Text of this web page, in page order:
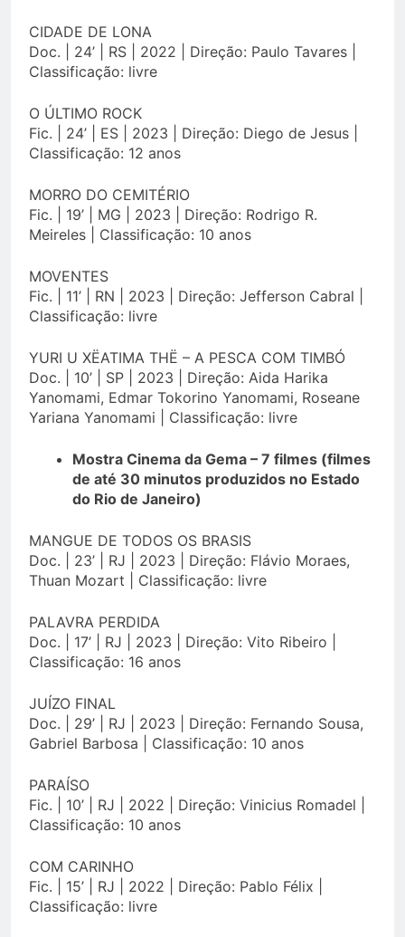
CIDADE DE LONA
Doc. | 24’ | RS | 2022 | Direção: Paulo Tavares |
Classificação: livre
O ÚLTIMO ROCK
Fic. | 24’ | ES | 2023 | Direção: Diego de Jesus |
Classificação: 12 anos
MORRO DO CEMITÉRIO
Fic. | 19’ | MG | 2023 | Direção: Rodrigo R.
Meireles | Classificação: 10 anos
MOVENTES
Fic. | 11’ | RN | 2023 | Direção: Jefferson Cabral |
Classificação: livre
YURI U XËATIMA THË – A PESCA COM TIMBÓ
Doc. | 10’ | SP | 2023 | Direção: Aida Harika
Yanomami, Edmar Tokorino Yanomami, Roseane
Yariana Yanomami | Classificação: livre
Mostra Cinema da Gema – 7 filmes (filmes
de até 30 minutos produzidos no Estado
do Rio de Janeiro)
MANGUE DE TODOS OS BRASIS
Doc. | 23’ | RJ | 2023 | Direção: Flávio Moraes,
Thuan Mozart | Classificação: livre
PALAVRA PERDIDA
Doc. | 17’ | RJ | 2023 | Direção: Vito Ribeiro |
Classificação: 16 anos
JUÍZO FINAL
Doc. | 29’ | RJ | 2023 | Direção: Fernando Sousa,
Gabriel Barbosa | Classificação: 10 anos
PARAÍSO
Fic. | 10’ | RJ | 2022 | Direção: Vinicius Romadel |
Classificação: 10 anos
COM CARINHO
Fic. | 15’ | RJ | 2022 | Direção: Pablo Félix |
Classificação: livre